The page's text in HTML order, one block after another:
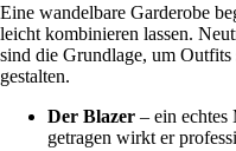
Eine wandelbare Garderobe
leicht kombinieren lassen.
sind die Grundlage, um
gestalten.
Der Blazer – ein
getragen wirkt er